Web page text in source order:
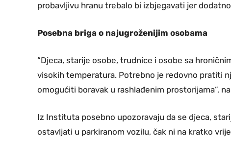
probavljivu hranu trebalo bi izbjegavati jer
Posebna briga o najugroženijim osobama
“Djeca, starije osobe, trudnice i osobe sa
visokih temperatura. Potrebno je redovno pratiti
omogućiti boravak u rashlađenim prostorijama”,
Iz Instituta posebno upozoravaju da se djeca,
ostavljati u parkiranom vozilu, čak ni na kratko